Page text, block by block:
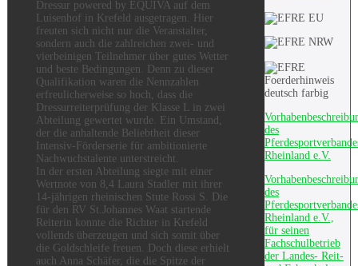
des
Rheinland e.V.
des
Rheinland e.V.,
für seinen
Fachschulbetrieb
der Landes- Reit-
Dressur powered by EQUIVA auf dem
Luisenhof in Krefeld ausgetragen. Hier
freuten sich nicht nur die Veranstalter,
sondern auch die zahlreichen zwei- und
vierbeinigen Teilnehmer über gutes Wetter
und beste Bedingungen. Denn zu dieser
Qualifikation waren die Nennzahlen
erfreulicherweise so hoch, dass die
Dressurreiterprüfung der Klasse L in zwei
Abteilung gewertet wurde. Ein Umstand,
der die anhaltende Beliebtheit dieser
Intensiv-Förderserie für ambitionierte
Nachwuchstalente unterstreicht.
In der ersten Abteilung siegte mit einer
Wertnote von 8,4 Laura Stadler mit ihrer
14-jährigen rheinischen Stute Rossi S. Die
für den RV St.Johannes Waat startende
Reiterin konnte die Richter in Krefeld
vollends überzeugen und sich somit über
die Goldschleife freuen. Doch diese erhielt
auch Anna Schäfer, die die Spitze der